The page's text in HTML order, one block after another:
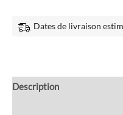
Dates de livraison
Description